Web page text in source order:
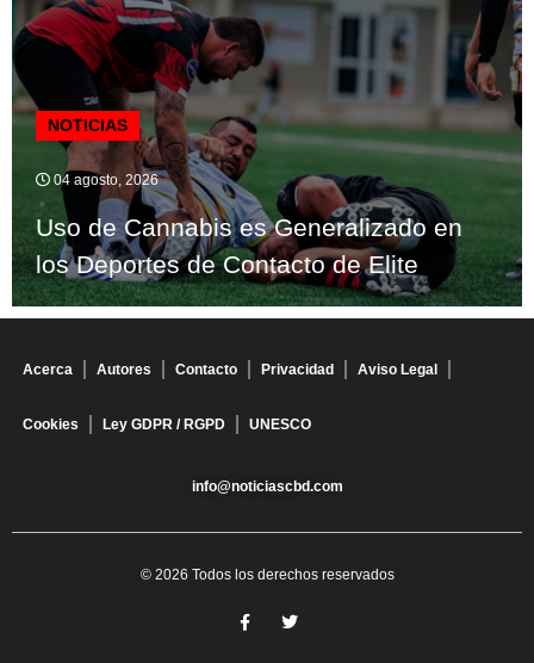
NOTICIAS
04 agosto, 2026
Uso de Cannabis es Generalizado en
los Deportes de Contacto de Elite
Acerca Autores Contacto Privacidad Aviso Legal
Cookies Ley GDPR / RGPD UNESCO
info@noticiascbd.com
© 2026 Todos los derechos reservados